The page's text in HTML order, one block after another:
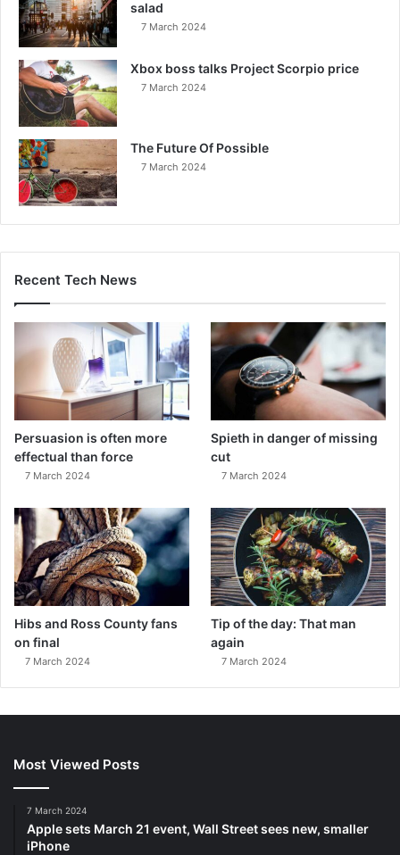
salad
7 March 2024
Xbox boss talks Project Scorpio price
7 March 2024
The Future Of Possible
7 March 2024
Recent Tech News
Persuasion is often more
effectual than force
7 March 2024
Spieth in danger of missing
cut
7 March 2024
Hibs and Ross County fans
on final
7 March 2024
Tip of the day: That man
again
7 March 2024
Most Viewed Posts
7 March 2024
Apple sets March 21 event, Wall Street sees new, smaller
iPhone